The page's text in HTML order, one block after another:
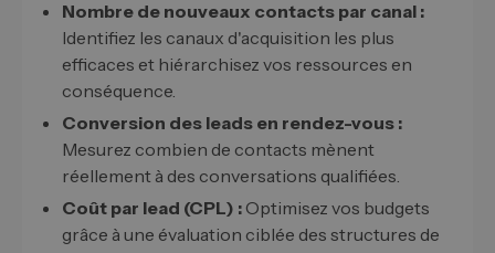
Nombre de nouveaux contacts par canal :
Identifiez les canaux d'acquisition les plus
efficaces et hiérarchisez vos ressources en
conséquence.
Conversion des leads en rendez-vous :
Mesurez combien de contacts mènent
réellement à des conversations qualifiées.
Coût par lead (CPL) : Optimisez vos budgets
grâce à une évaluation ciblée des structures de